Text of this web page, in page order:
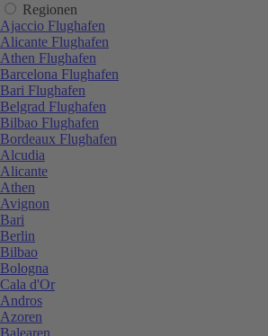
Regionen
Ajaccio Flughafen
Alicante Flughafen
Athen Flughafen
Barcelona Flughafen
Bari Flughafen
Belgrad Flughafen
Bilbao Flughafen
Bordeaux Flughafen
Alcudia
Alicante
Athen
Avignon
Bari
Berlin
Bilbao
Bologna
Cala d'Or
Andros
Azoren
Balearen